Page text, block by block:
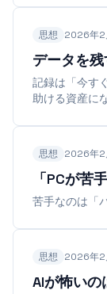
思想 2026年2
データを
記録は「今す
助ける資産に
思想 2026年2
「PCが苦
苦手なのは「
思想 2026年2
AIが怖い